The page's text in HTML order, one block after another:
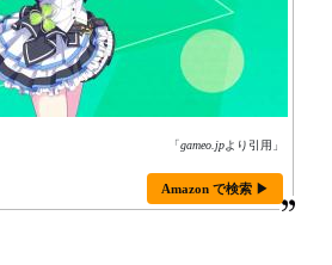
「gameo.jpより引用」
Amazon で検索 ▶